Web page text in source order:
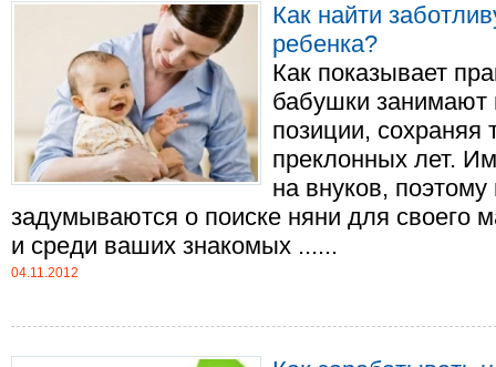
Как найти
ребенка?
Как показывает
бабушки занимают
позиции, сохраняя
преклонных лет.
на внуков,
задумываются о поиске няни для своего
и среди ваших знакомых ......
04.11.2012